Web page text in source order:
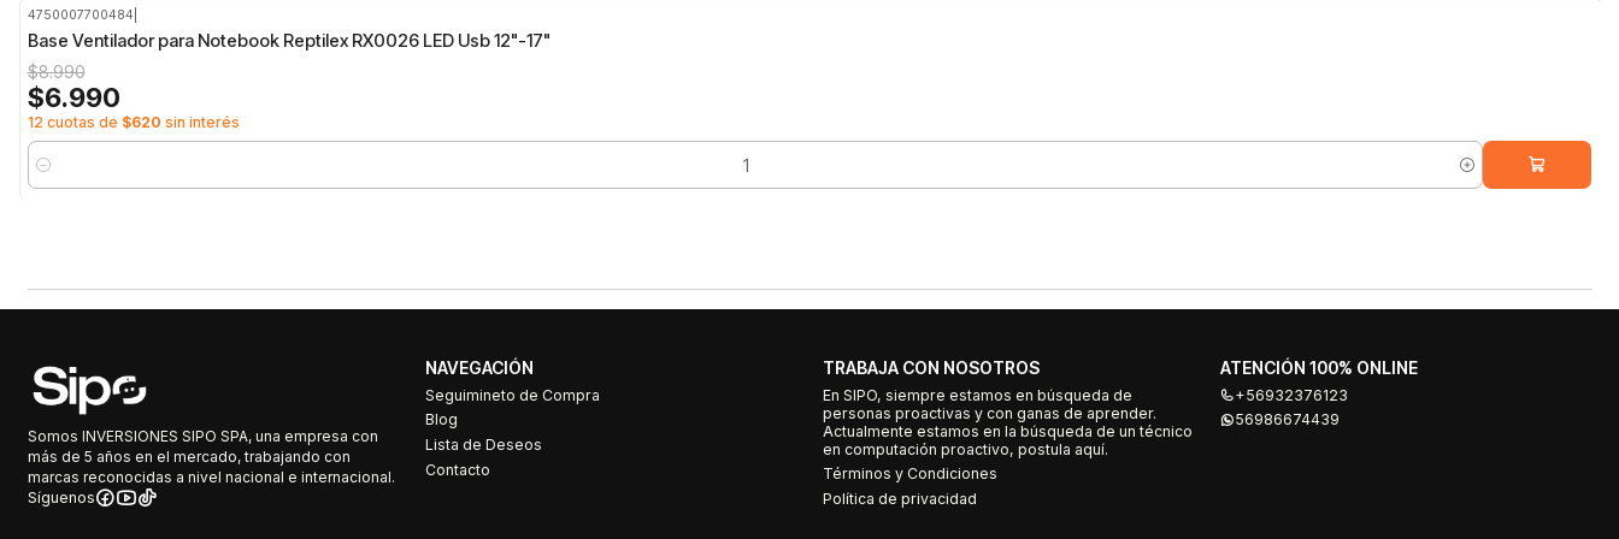
4750007700484
Base Ventilador para Notebook Reptilex RX0026 LED Usb 12"-17"
$8.990
$6.990
12 cuotas de $620 sin interés
Cantidad
Somos INVERSIONES SIPO SPA, una empresa con
más de 5 años en el mercado, trabajando con
marcas reconocidas a nivel nacional e internacional.
Síguenos
NAVEGACIÓN
Seguimineto de Compra
Blog
Lista de Deseos
Contacto
TRABAJA CON NOSOTROS
En SIPO, siempre estamos en búsqueda de
personas proactivas y con ganas de aprender.
Actualmente estamos en la búsqueda de un técnico
en computación proactivo, postula aquí.
Términos y Condiciones
Política de privacidad
ATENCIÓN 100% ONLINE
+56932376123
56986674439